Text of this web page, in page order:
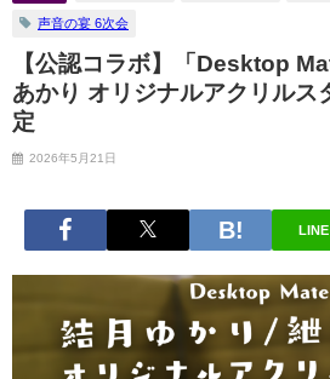
声音の宴 6次会
【公認コラボ】「Desktop
あかり オリジナルアクリルス
定
2026年5月21日
LINE